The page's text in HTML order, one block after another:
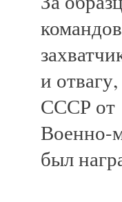
и
СССР от
Военно-
был